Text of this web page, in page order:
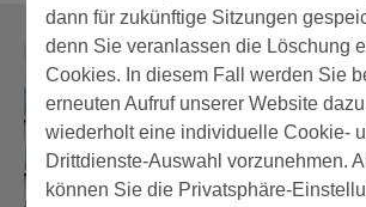
dann für zukünftige Sitzungen
denn Sie veranlassen die Löschung
Cookies. In diesem Fall werden Sie
erneuten Aufruf unserer Website
wiederholt eine individuelle Cookie-
Drittdienste-Auswahl vorzunehmen.
können Sie die Privatsphäre-